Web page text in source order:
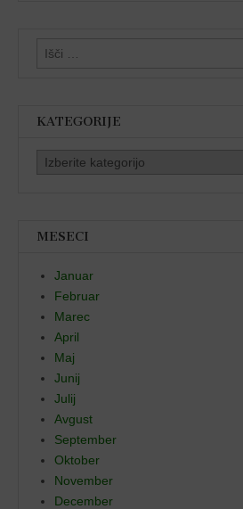
Išči:
KATEGORIJE
Kategorije
MESECI
Januar
Februar
Marec
April
Maj
Junij
Julij
Avgust
September
Oktober
November
December